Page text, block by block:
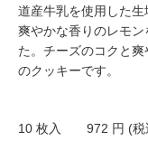
道産牛乳を使用した
爽やかな香りのレモ
た。チーズのコクと
のクッキーです。
10 枚入 972 円 (税